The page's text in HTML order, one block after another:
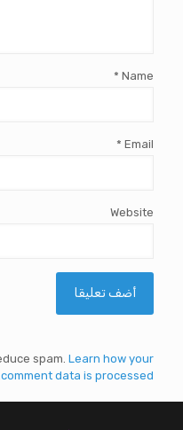
Name
*
Email
*
Website
spam. Learn how your
comment data is processed.